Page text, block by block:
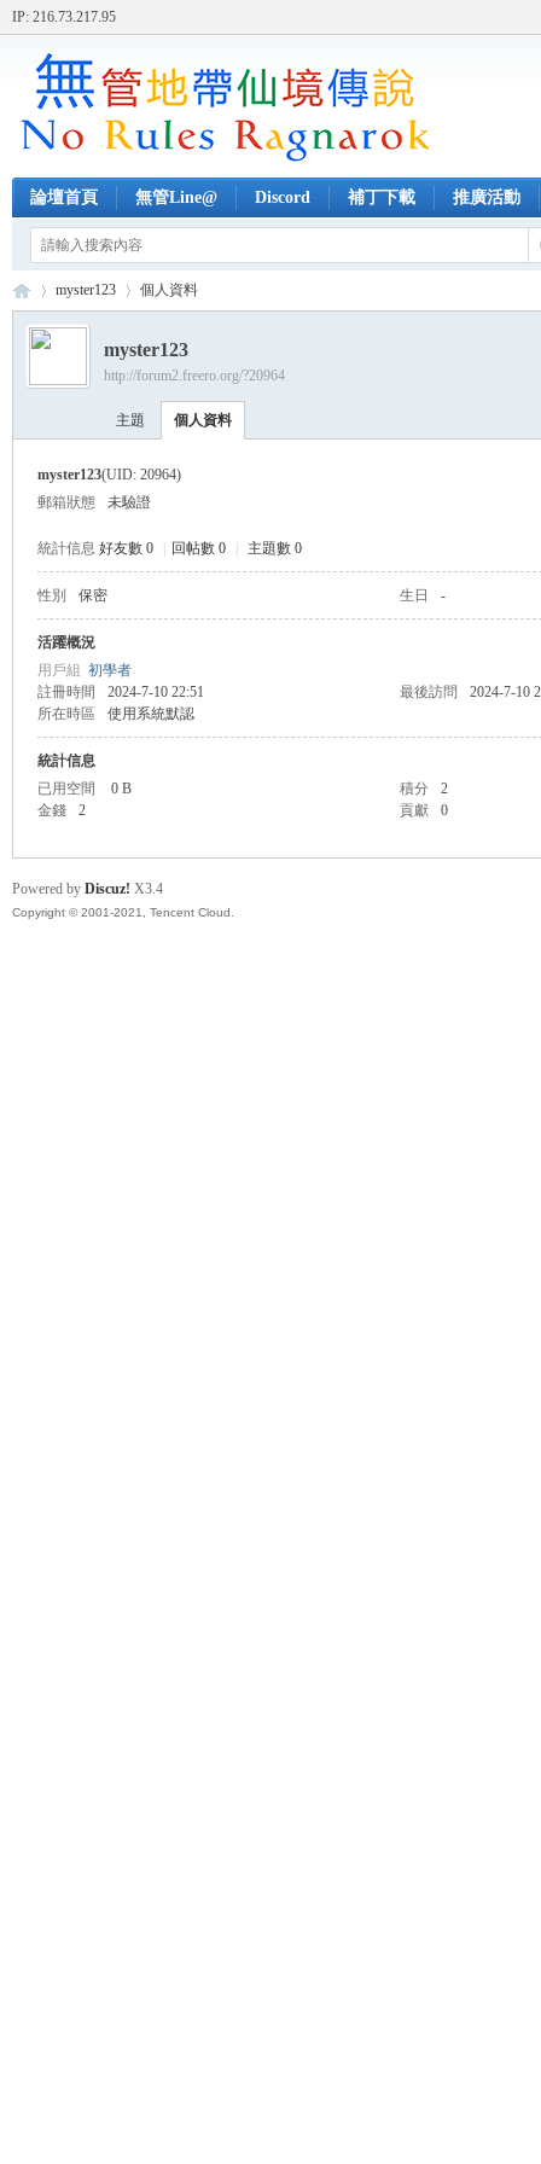
IP: 216.73.217.95
論壇首頁 無管Line@ Discord 補丁下載 推廣活動
›
myster123 個人資料
myster123
http://forum2.freero.org/?20964
主題 個人資料
myster123(UID: 20964)
郵箱狀態
未驗證
統計信息 好友數 0 回帖數 0 主題數 0
性別 保密 生日 -
活躍概況
用戶組 初學者
註冊時間
2024-7-10 22:51 最後訪問
2024-7-10
所在時區
使用系統默認
統計信息
已用空間
0 B 積分
2
金錢
2 貢獻 0
Powered by Discuz! X3.4
Copyright © 2001-2021, Tencent Cloud.